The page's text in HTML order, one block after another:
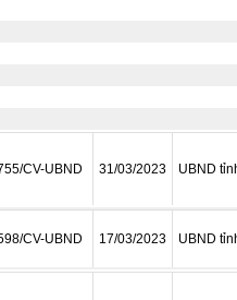
CV-UBND 31/03/2023 UBND
CV-UBND 17/03/2023 UBND